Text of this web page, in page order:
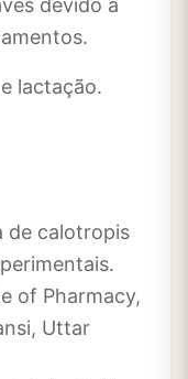
devido à
lactação.
de calotropis
of Pharmacy,
Uttar